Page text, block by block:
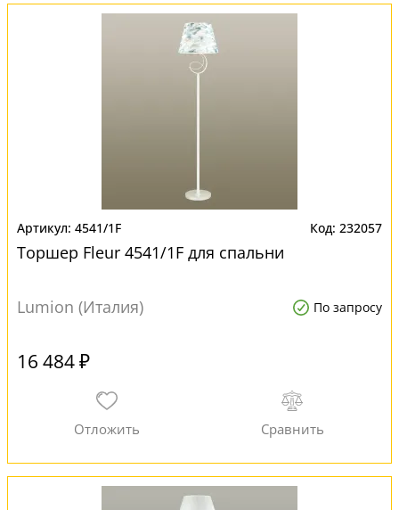
4541/1F 232057
Торшер Fleur 4541/1F для спальни
Lumion (Италия) По запросу
16 484 ₽